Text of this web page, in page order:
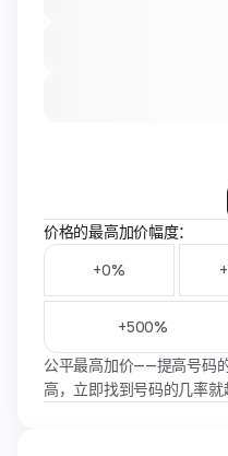
价格的最高加价幅度：
+0%
+500%
公平最高加价——提高号码
高，立即找到号码的几率就